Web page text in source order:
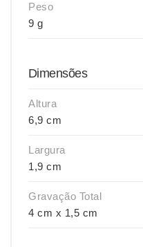
Peso
9 g
Dimensões
Altura
6,9 cm
Largura
1,9 cm
Gravação Total
4 cm x 1,5 cm